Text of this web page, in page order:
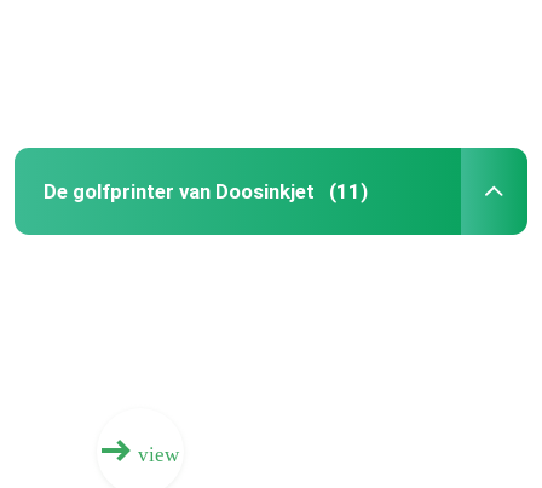
Producten
De golfprinter van Doosinkjet (11)
view